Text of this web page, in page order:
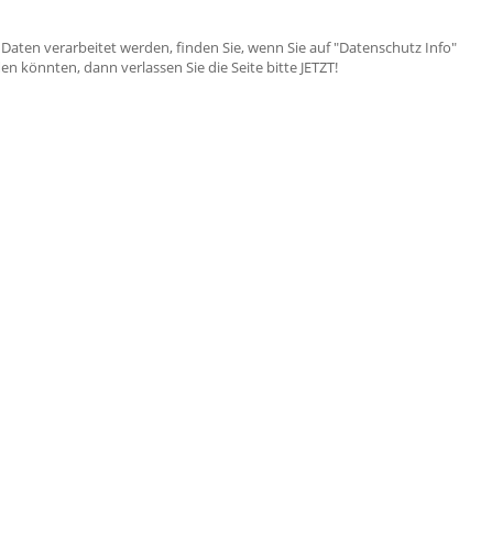
verarbeitet werden, finden Sie, wenn Sie auf "Datenschutz Info"
könnten, dann verlassen Sie die Seite bitte JETZT!